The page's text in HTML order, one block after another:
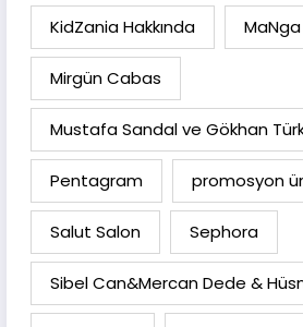
KidZania Hakkında MaNga
Mirgün Cabas
Mustafa Sandal ve Gökhan
Pentagram promosyon
Salut Salon Sephora
Sibel Can&Mercan Dede &